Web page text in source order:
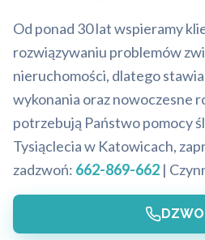
Od ponad 30 lat wspieramy
rozwiązywaniu problemów
nieruchomości, dlatego
wykonania oraz nowoczesne
potrzebują Państwo pomocy
Tysiąclecia w Katowicach,
zadzwoń: 662-869-662 |